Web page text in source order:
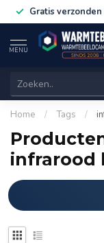
Gratis verzonden
MENU
Home / Tags /
infrarood